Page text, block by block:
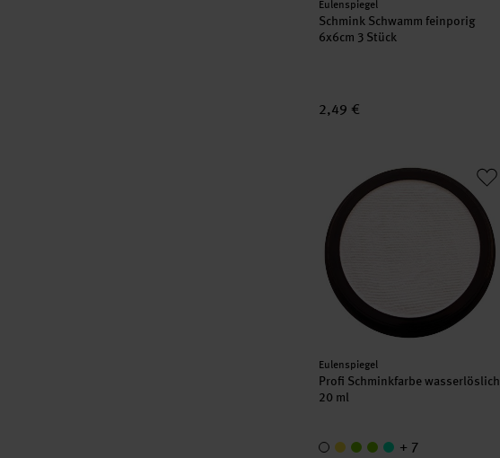
Hersteller:
Eulenspiegel
Schmink Schwamm feinporig
6x6cm 3 Stück
2,49 €
Hersteller:
Eulenspiegel
Profi Schminkfarbe wasserlöslich
20 ml
+ 7